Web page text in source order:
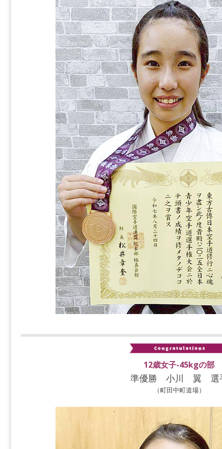
12歳女子-45kgの部
準優勝 小川 翼 選
（町田中町道場）